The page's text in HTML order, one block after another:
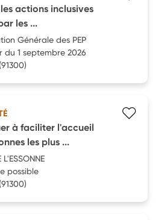
actions inclusives
les ...
Générale des PEP
du 1 septembre 2026
à faciliter l'accueil
les plus ...
L'ESSONNE
possible